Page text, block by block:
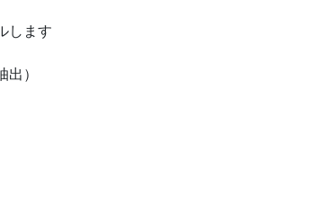
します
）